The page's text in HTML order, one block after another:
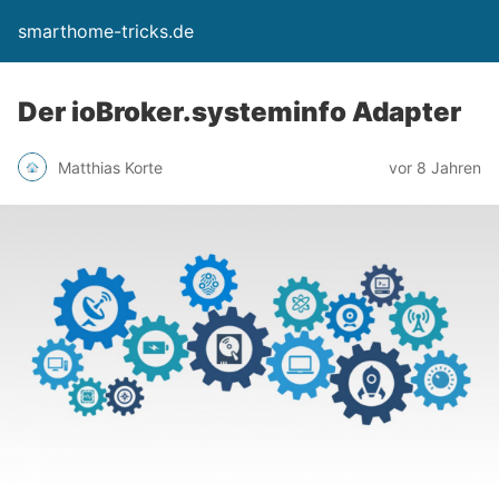
smarthome-tricks.de
Der ioBroker.systeminfo Adapter
Matthias Korte vor 8 Jahren